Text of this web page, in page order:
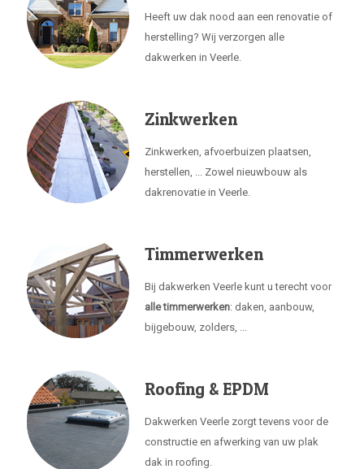
Heeft uw dak nood aan een renovatie of
herstelling? Wij verzorgen alle
dakwerken in Veerle.
Zinkwerken
Zinkwerken, afvoerbuizen plaatsen,
herstellen, ... Zowel nieuwbouw als
dakrenovatie in Veerle.
Timmerwerken
Bij dakwerken Veerle kunt u terecht voor
alle timmerwerken: daken, aanbouw,
bijgebouw, zolders, ...
Roofing & EPDM
Dakwerken Veerle zorgt tevens voor de
constructie en afwerking van uw plak
dak in roofing.